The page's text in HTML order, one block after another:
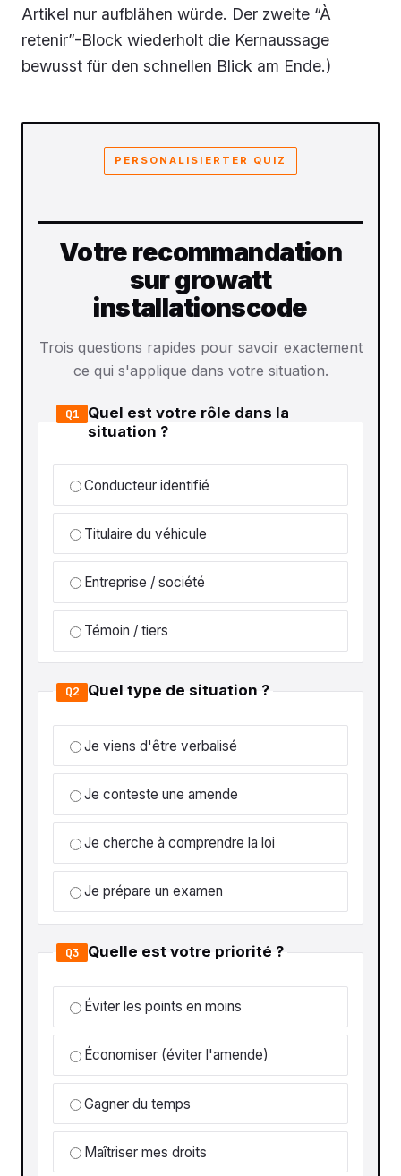
Artikel nur aufblähen würde. Der zweite “À
retenir”-Block wiederholt die Kernaussage
bewusst für den schnellen Blick am Ende.)
PERSONALISIERTER QUIZ
Votre recommandation
sur growatt
installationscode
Trois questions rapides pour savoir exactement
ce qui s'applique dans votre situation.
Q1
Quel est votre rôle dans la
situation ?
Conducteur identifié
Titulaire du véhicule
Entreprise / société
Témoin / tiers
Q2 Quel type de situation ?
Je viens d'être verbalisé
Je conteste une amende
Je cherche à comprendre la loi
Je prépare un examen
Q3 Quelle est votre priorité ?
Éviter les points en moins
Économiser (éviter l'amende)
Gagner du temps
Maîtriser mes droits